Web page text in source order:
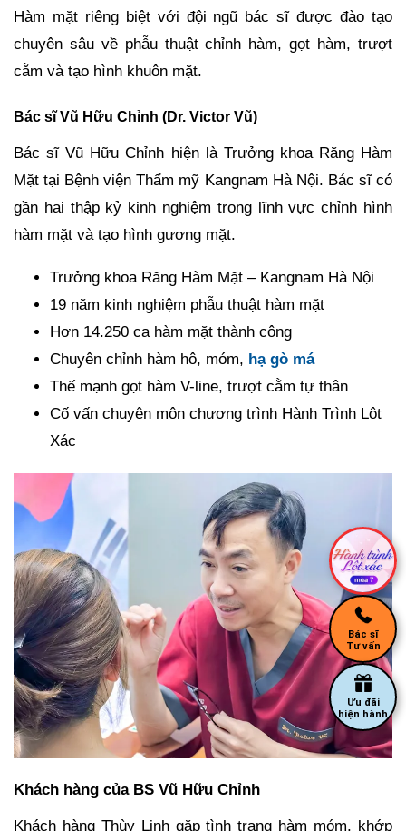
Hàm mặt riêng biệt với đội ngũ bác sĩ được đào tạo
chuyên sâu về phẫu thuật chỉnh hàm, gọt hàm, trượt
cằm và tạo hình khuôn mặt.
Bác sĩ Vũ Hữu Chỉnh (Dr. Victor Vũ)
Bác sĩ Vũ Hữu Chỉnh hiện là Trưởng khoa Răng Hàm
Mặt tại Bệnh viện Thẩm mỹ Kangnam Hà Nội. Bác sĩ có
gần hai thập kỷ kinh nghiệm trong lĩnh vực chỉnh hình
hàm mặt và tạo hình gương mặt.
Trưởng khoa Răng Hàm Mặt – Kangnam Hà Nội
19 năm kinh nghiệm phẫu thuật hàm mặt
Hơn 14.250 ca hàm mặt thành công
Chuyên chỉnh hàm hô, móm, hạ gò má
Thế mạnh gọt hàm V-line, trượt cằm tự thân
Cố vấn chuyên môn chương trình Hành Trình Lột
Xác
Khách hàng của BS Vũ Hữu Chỉnh
Khách hàng Thùy Linh gặp tình trạng hàm móm, khớp
Bác sĩ
Tư vấn
Ưu đãi
hiện hành